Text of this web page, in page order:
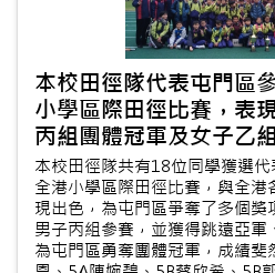
本校田徑隊代表屯門區
小學區際田徑比賽，表
丙組團體冠軍及女子乙
本校田徑隊共有18位同學獲選
全港小學區際田徑比賽，與全港
現出色，為屯門區爭奪了多個獎
男子丙組參賽，並獲得跳遠亞
為屯門區勇奪團體冠軍，成績斐